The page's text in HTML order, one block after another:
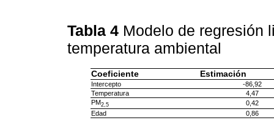
Tabla 4 Modelo de regresión
temperatura ambiental
Coeficiente Estimación
Intercepto
-86,92
Temperatura
4,47
PM2,5
0,42
Edad
0,86